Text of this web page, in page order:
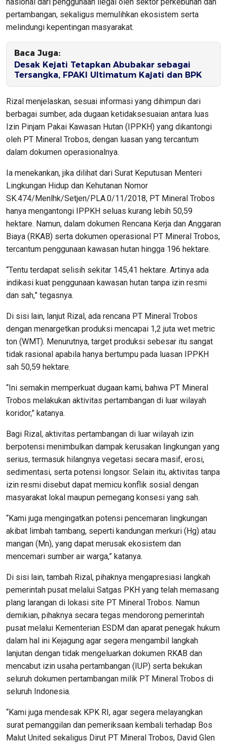
pertambangan, sekaligus memulihkan ekosistem serta
melindungi kepentingan masyarakat.
Baca Juga:
Desak Kejati Tetapkan Abubakar sebagai
Tersangka, FPAKI Ultimatum Kajati dan BPK
Rizal menjelaskan, sesuai informasi yang dihimpun dari
berbagai sumber, ada dugaan ketidaksesuaian antara luas
Izin Pinjam Pakai Kawasan Hutan (IPPKH) yang dikantongi
oleh PT Mineral Trobos, dengan luasan yang tercantum
dalam dokumen operasionalnya.
Ia menekankan, jika dilihat dari Surat Keputusan Menteri
Lingkungan Hidup dan Kehutanan Nomor
SK.474/Menlhk/Setjen/PLA.0/11/2018, PT Mineral Trobos
hanya mengantongi IPPKH seluas kurang lebih 50,59
hektare. Namun, dalam dokumen Rencana Kerja dan Anggaran
Biaya (RKAB) serta dokumen operasional PT Mineral Trobos,
tercantum penggunaan kawasan hutan hingga 196 hektare.
“Tentu terdapat selisih sekitar 145,41 hektare. Artinya ada
indikasi kuat penggunaan kawasan hutan tanpa izin resmi
dan sah,” tegasnya.
Di sisi lain, lanjut Rizal, ada rencana PT Mineral Trobos
dengan menargetkan produksi mencapai 1,2 juta wet metric
ton (WMT). Menurutnya, target produksi sebesar itu sangat
tidak rasional apabila hanya bertumpu pada luasan IPPKH
sah 50,59 hektare.
“Ini semakin memperkuat dugaan kami, bahwa PT Mineral
Trobos melakukan aktivitas pertambangan di luar wilayah
koridor,” katanya.
Bagi Rizal, aktivitas pertambangan di luar wilayah izin
berpotensi menimbulkan dampak kerusakan lingkungan yang
serius, termasuk hilangnya vegetasi secara masif, erosi,
sedimentasi, serta potensi longsor. Selain itu, aktivitas tanpa
izin resmi disebut dapat memicu konflik sosial dengan
masyarakat lokal maupun pemegang konsesi yang sah.
“Kami juga mengingatkan potensi pencemaran lingkungan
akibat limbah tambang, seperti kandungan merkuri (Hg) atau
mangan (Mn), yang dapat merusak ekosistem dan
mencemari sumber air warga,” katanya.
Di sisi lain, tambah Rizal, pihaknya mengapresiasi langkah
pemerintah pusat melalui Satgas PKH yang telah memasang
plang larangan di lokasi site PT Mineral Trobos. Namun
demikian, pihaknya secara tegas mendorong pemerintah
pusat melalui Kementerian ESDM dan aparat penegak hukum
dalam hal ini Kejagung agar segera mengambil langkah
lanjutan dengan tidak mengeluarkan dokumen RKAB dan
mencabut izin usaha pertambangan (IUP) serta bekukan
seluruh dokumen pertambangan milik PT Mineral Trobos di
seluruh Indonesia.
“Kami juga mendesak KPK RI, agar segera melayangkan
surat pemanggilan dan pemeriksaan kembali terhadap Bos
Malut United sekaligus Dirut PT Mineral Trobos, David Glen